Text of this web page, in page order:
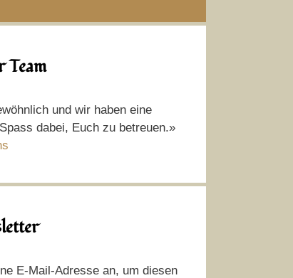
Team
und wir haben eine
dabei, Euch zu betreuen.»
E-Mail-Adresse an, um diesen